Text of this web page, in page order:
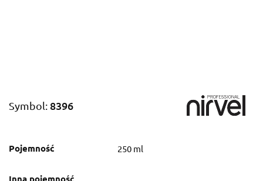
Symbol: 8396
Pojemność 250 ml
Inna pojemność